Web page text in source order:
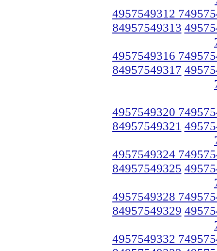
4957549312
84957549313
4957549316
84957549317
4957549320
84957549321
4957549324
84957549325
4957549328
84957549329
4957549332